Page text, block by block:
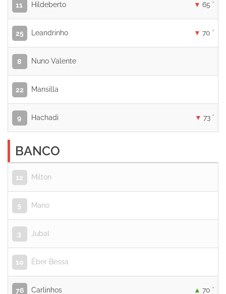
11 Hildeberto 65 '
25 Leandrinho 70 '
8 Nuno Valente
22 Mansilla
9 Hachadi 73 '
BANCO
12 Milton
5 Mano
3 Jubal
10 Éber Bessa
76 Carlinhos 70 '